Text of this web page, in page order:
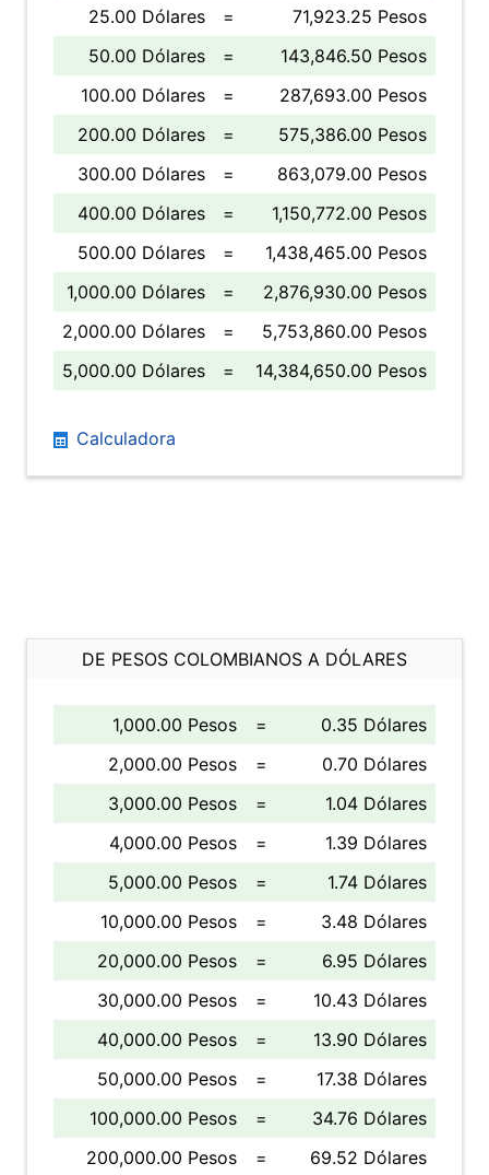
25.00 Dólares
=
71,923.25 Pesos
50.00 Dólares
=
143,846.50 Pesos
100.00 Dólares
=
287,693.00 Pesos
200.00 Dólares
=
575,386.00 Pesos
300.00 Dólares
=
863,079.00 Pesos
400.00 Dólares
=
1,150,772.00 Pesos
500.00 Dólares
=
1,438,465.00 Pesos
1,000.00 Dólares
=
2,876,930.00 Pesos
2,000.00 Dólares
=
5,753,860.00 Pesos
5,000.00 Dólares
= 14,384,650.00 Pesos
Calculadora
DE PESOS COLOMBIANOS A DÓLARES
1,000.00 Pesos =
0.35 Dólares
2,000.00 Pesos
=
0.70 Dólares
3,000.00 Pesos
=
1.04 Dólares
4,000.00 Pesos
=
1.39 Dólares
5,000.00 Pesos
=
1.74 Dólares
10,000.00 Pesos
=
3.48 Dólares
20,000.00 Pesos
=
6.95 Dólares
30,000.00 Pesos
=
10.43 Dólares
40,000.00 Pesos
=
13.90 Dólares
50,000.00 Pesos
=
17.38 Dólares
100,000.00 Pesos
=
34.76 Dólares
200,000.00 Pesos
= 69.52 Dólares